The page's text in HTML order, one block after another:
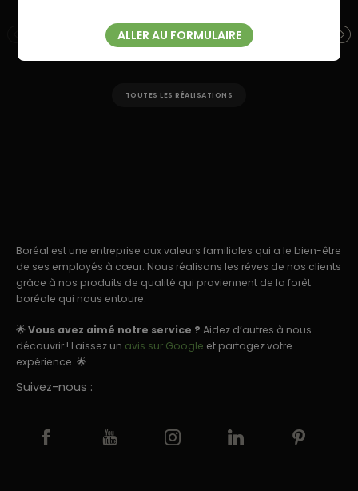
PORTNEUF 28′ X 28′
TOUTES LES RÉALISATIONS
ALLER AU FORMULAIRE
Boréal est une entreprise aux valeurs familiales qui a le bien-être
de ses employés à cœur. Nous réalisons les rêves de nos clients
grâce à nos produits de qualité qui proviennent de la forêt
boréale qui nous entoure.
🌟Vous avez aimé notre service ? Aidez d’autres à nous
découvrir ! Laissez un avis sur Google et partagez votre
expérience. 🌟
Suivez-nous :